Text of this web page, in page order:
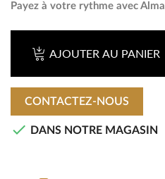
Payez à votre rythme avec Alma
AJOUTER AU PANIER
CONTACTEZ-NOUS
 DANS NOTRE MAGASIN